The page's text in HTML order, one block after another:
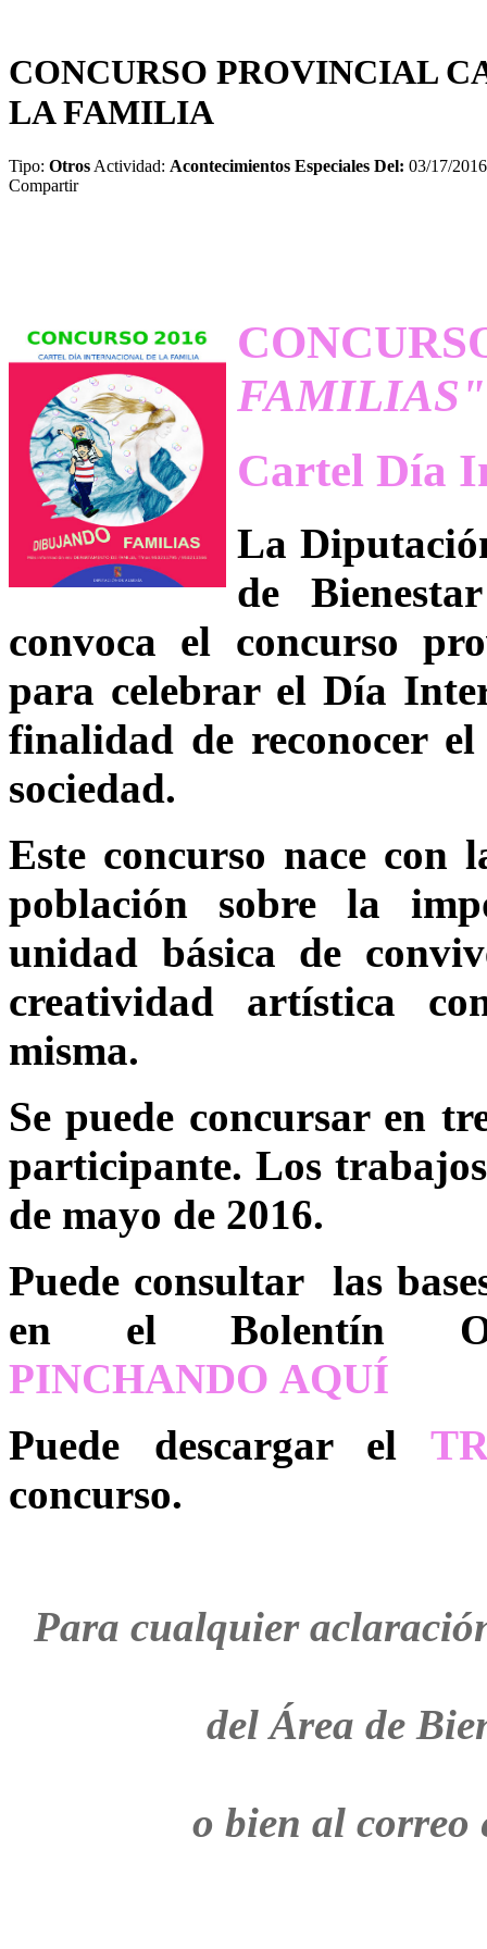
CONCURSO PROVINCIAL
LA FAMILIA
Tipo: Otros Actividad: Acontecimientos Especiales Del: 03/17/
Compartir
FAMILIAS"
Cartel Día
La
de
convoca el concurso
para celebrar el Día
finalidad de reconocer
sociedad.
Este concurso nace con
población sobre la
unidad básica de
creatividad artística
misma.
Se puede concursar en
participante. Los
de mayo de 2016.
Puede consultar las
en el Bolentín
PINCHANDO AQUÍ
Puede descargar el
concurso.
Para cualquier
del Área de
o bien al correo